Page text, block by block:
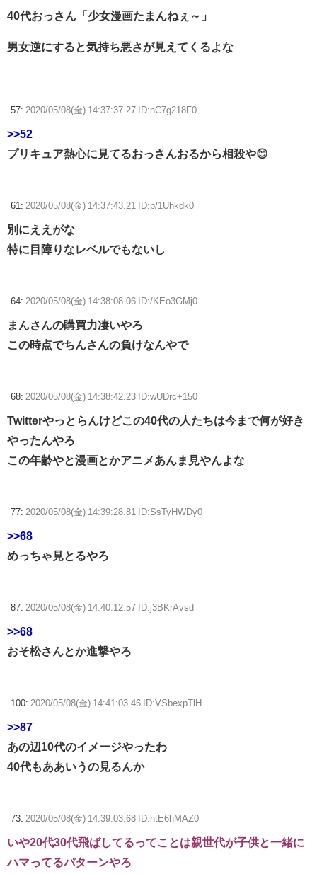
40代おっさん「少女漫画たまんねぇ～」
男女逆にすると気持ち悪さが見えてくるよな
57: 2020/05/08(金) 14:37:37.27 ID:nC7g218F0
>>52
プリキュア熱心に見てるおっさんおるから相殺や😊
61: 2020/05/08(金) 14:37:43.21 ID:p/1Uhkdk0
別にええがな
特に目障りなレベルでもないし
64: 2020/05/08(金) 14:38:08.06 ID:/KEo3GMj0
まんさんの購買力凄いやろ
この時点でちんさんの負けなんやで
68: 2020/05/08(金) 14:38:42.23 ID:wUDrc+150
Twitterやっとらんけどこの40代の人たちは今まで何が好き
やったんやろ
この年齢やと漫画とかアニメあんま見やんよな
77: 2020/05/08(金) 14:39:28.81 ID:SsTyHWDy0
>>68
めっちゃ見とるやろ
87: 2020/05/08(金) 14:40:12.57 ID:j3BKrAvsd
>>68
おそ松さんとか進撃やろ
100: 2020/05/08(金) 14:41:03.46 ID:VSbexpTlH
>>87
あの辺10代のイメージやったわ
40代もああいうの見るんか
73: 2020/05/08(金) 14:39:03.68 ID:htE6hMAZ0
いや20代30代飛ばしてるってことは親世代が子供と一緒に
ハマってるパターンやろ